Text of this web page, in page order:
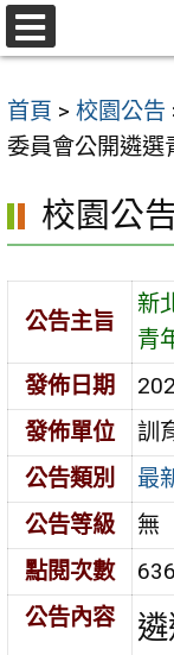
跳
至
要
內
區
首頁 > 校園公告
委員會公開遴選
校園公
公告主旨
新
青
發佈日期
發佈單位
訓
公告類別
最
公告等級
無
點閱次數
636
公告內容
選
單